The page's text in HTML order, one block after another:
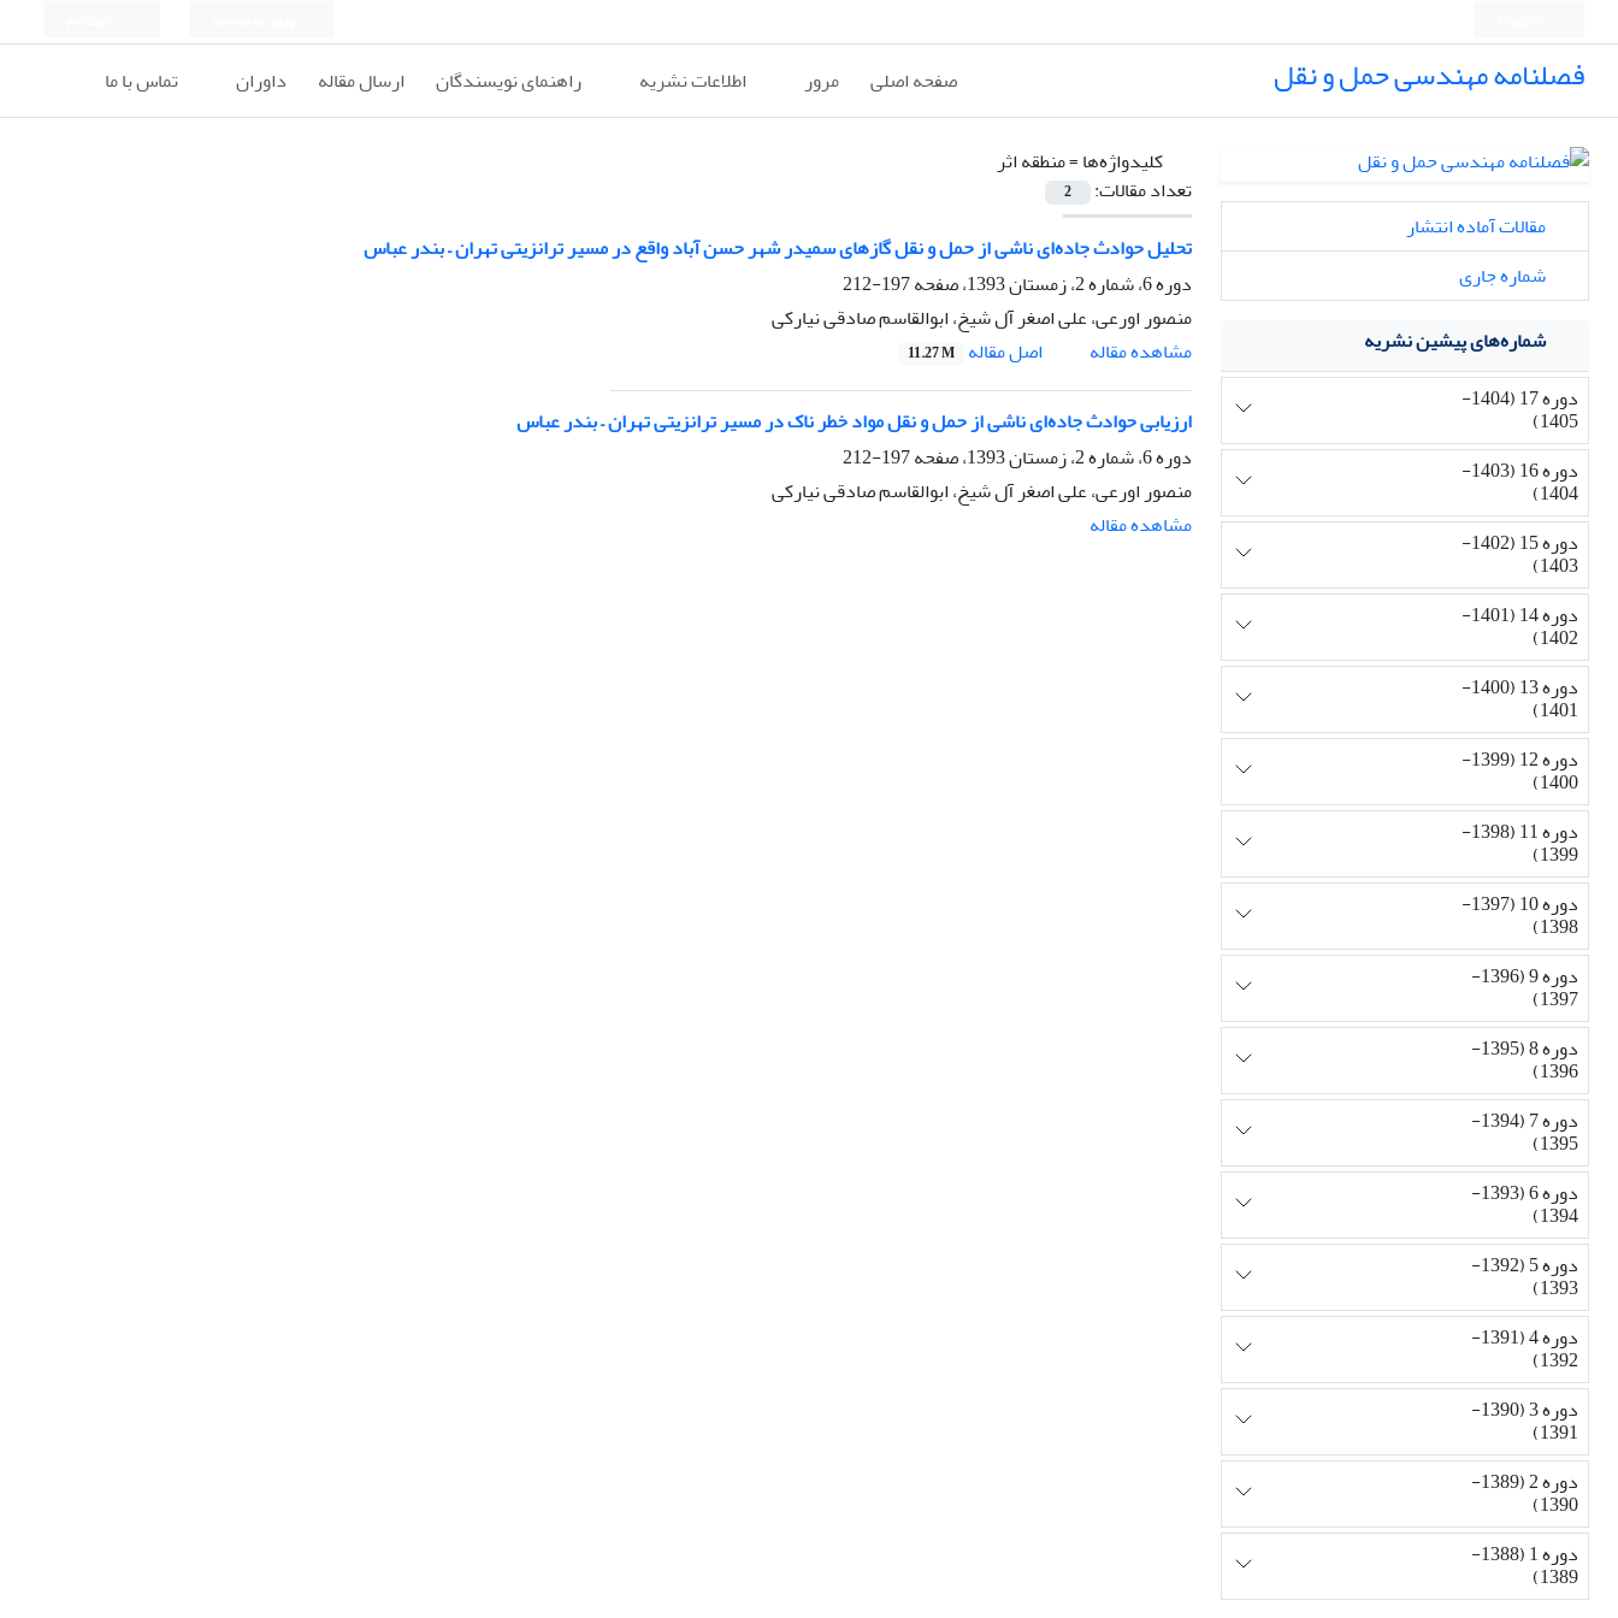
فصلنامه مهندسی حمل و نقل صفحه اصلی مرور اطلاعات نشریه راهنمای نویسندگان ارسال مقاله داوران تماس با ما
کلیدواژه‌ها =منطقه اثر
تعداد مقالات:
2
تحلیل حوادث جاده‌ای ناشی از حمل و نقل گازهای سمی‏در شهر حسن آباد واقع در مسیر ترانزیتی تهران – بندر عباس
دوره 6، شماره 2، زمستان 1393، صفحه
197-212
منصور اورعی، علی اصغر آل شیخ، ابوالقاسم صادقی نیارکی
مشاهده مقاله
اصل مقاله 11.27 M
ارزیابی حوادث جاده‌ای ناشی از حمل و نقل مواد خطر ناک در مسیر ترانزیتی تهران – بندر عباس
دوره 6، شماره 2، زمستان 1393، صفحه
197-212
منصور اورعی، علی اصغر آل شیخ، ابوالقاسم صادقی نیارکی
مشاهده مقاله
مقالات آماده انتشار
شماره جاری
شماره‌های پیشین نشریه
دوره 17 (1404-
1405)
دوره 16 (1403-
1404)
دوره 15 (1402-
1403)
دوره 14 (1401-
1402)
دوره 13 (1400-
1401)
دوره 12 (1399-
1400)
دوره 11 (1398-
1399)
دوره 10 (1397-
1398)
دوره 9 (1396-
1397)
دوره 8 (1395-
1396)
دوره 7 (1394-
1395)
دوره 6 (1393-
1394)
دوره 5 (1392-
1393)
دوره 4 (1391-
1392)
دوره 3 (1390-
1391)
دوره 2 (1389-
1390)
دوره 1 (1388-
1389)